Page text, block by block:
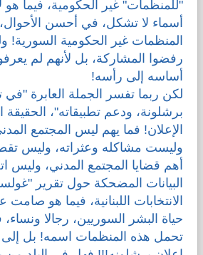
"للمنظمات" غير الحكومية، فيما هو
المنظمات غير الحكومية السورية!
رفضوا المشاركة، بل لأنهم لم
أساسه إلى رأسه!
لكن ربما تفسر الجملة العابرة "في
برشلونة، ودعم تطبيقاته"، الحقيقة
الإعلان! فما يهم ليس المجتمع
وليست مشاكله وعثراته، وليس
أهم قضايا المجتمع المدني، وليس
البيانات المضحكة حول تقرير
الانتخابات اللبنانية، فيما هو
حياة البشر السوريين، رجالا
تحمل هذه المنظمات اسمه! بل